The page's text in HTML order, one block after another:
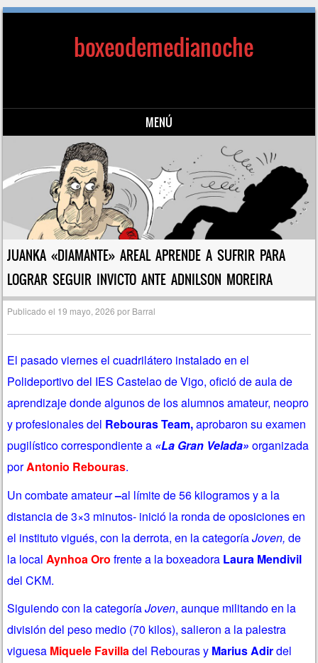
boxeodemedianoche
MENÚ
Saltar al contenido
JUANKA «DIAMANTE» AREAL APRENDE A SUFRIR PARA
LOGRAR SEGUIR INVICTO ANTE ADNILSON MOREIRA
Publicado el 19 mayo, 2026 por Barral
El pasado viernes el cuadrilátero instalado en el
Polideportivo del IES Castelao de Vigo, ofició de aula de
aprendizaje donde algunos de los alumnos amateur, neopro
y profesionales del Rebouras Team,aprobaron su examen
pugilístico correspondiente a «La Gran Velada» organizada
porAntonio Rebouras.
Un combate amateur–al límite de 56 kilogramos y a la
distancia de 3×3 minutos- inició la ronda de oposicionesen
el instituto vigués, con la derrota,en la categoríaJoven,de
la local Aynhoa Oro frente a la boxeadora Laura Mendivil
del CKM.
Siguiendo con la categoríaJoven, aunque militando en la
división del peso medio (70 kilos), salieron a la palestra
viguesa Miquele Favilladel Rebouras y Marius Adirdel